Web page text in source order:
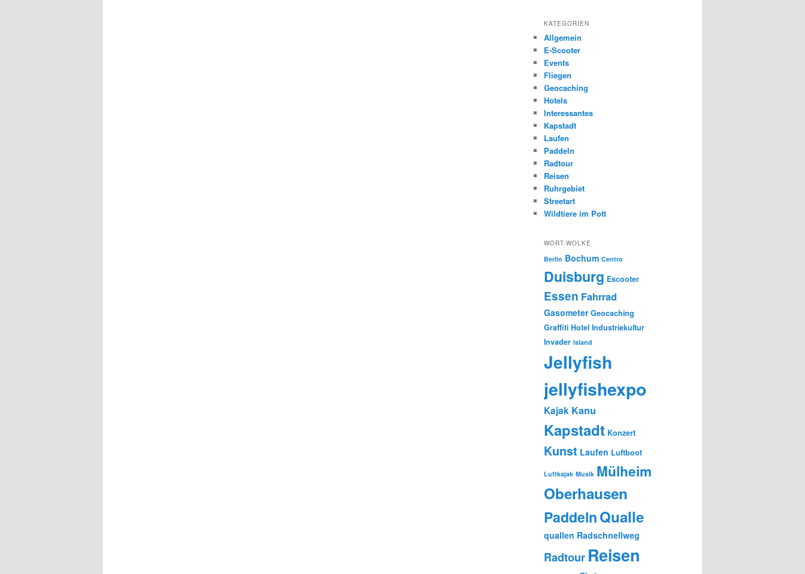
KATEGORIEN
Allgemein
E-Scooter
Events
Fliegen
Geocaching
Hotels
Interessantes
Kapstadt
Laufen
Paddeln
Radtour
Reisen
Ruhrgebiet
Streetart
Wildtiere im Pott
WORT-WOLKE
Berlin Bochum Centro
Duisburg Escooter
Essen Fahrrad
Gasometer Geocaching
Graffiti Hotel Industriekultur
Invader Island
Jellyfish
jellyfishexpo
Kajak Kanu
Kapstadt Konzert
Kunst Laufen Luftboot
Luftkajak Musik Mülheim
Oberhausen
PaddelnQualle
quallen Radschnellweg
Radtour Reisen